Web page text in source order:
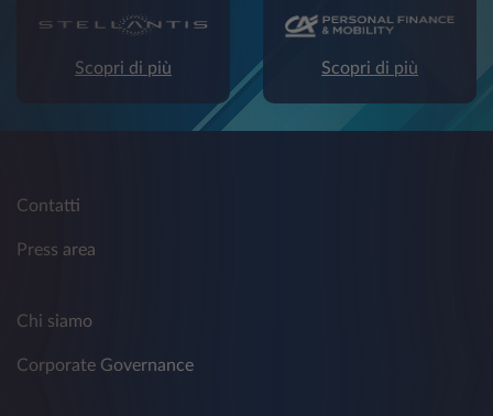
Scopri di più Scopri di più
Contatti
Press area
Chi siamo
Corporate Governance